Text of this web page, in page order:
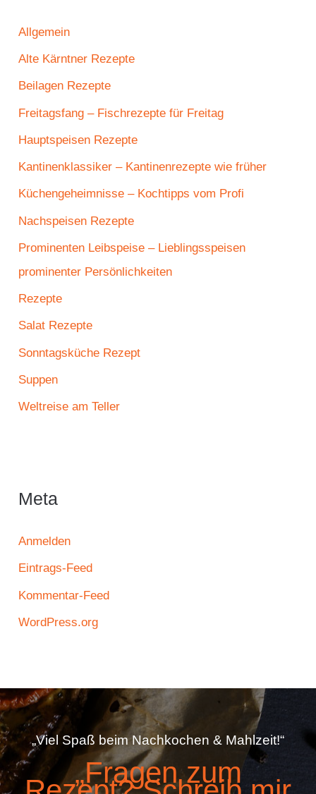
Allgemein
Alte Kärntner Rezepte
Beilagen Rezepte
Freitagsfang – Fischrezepte für Freitag
Hauptspeisen Rezepte
Kantinenklassiker – Kantinenrezepte wie früher
Küchengeheimnisse – Kochtipps vom Profi
Nachspeisen Rezepte
Prominenten Leibspeise – Lieblingsspeisen
prominenter Persönlichkeiten
Rezepte
Salat Rezepte
Sonntagsküche Rezept
Suppen
Weltreise am Teller
Meta
Anmelden
Eintrags-Feed
Kommentar-Feed
WordPress.org
„Viel Spaß beim Nachkochen & Mahlzeit!“
„Fragen zum